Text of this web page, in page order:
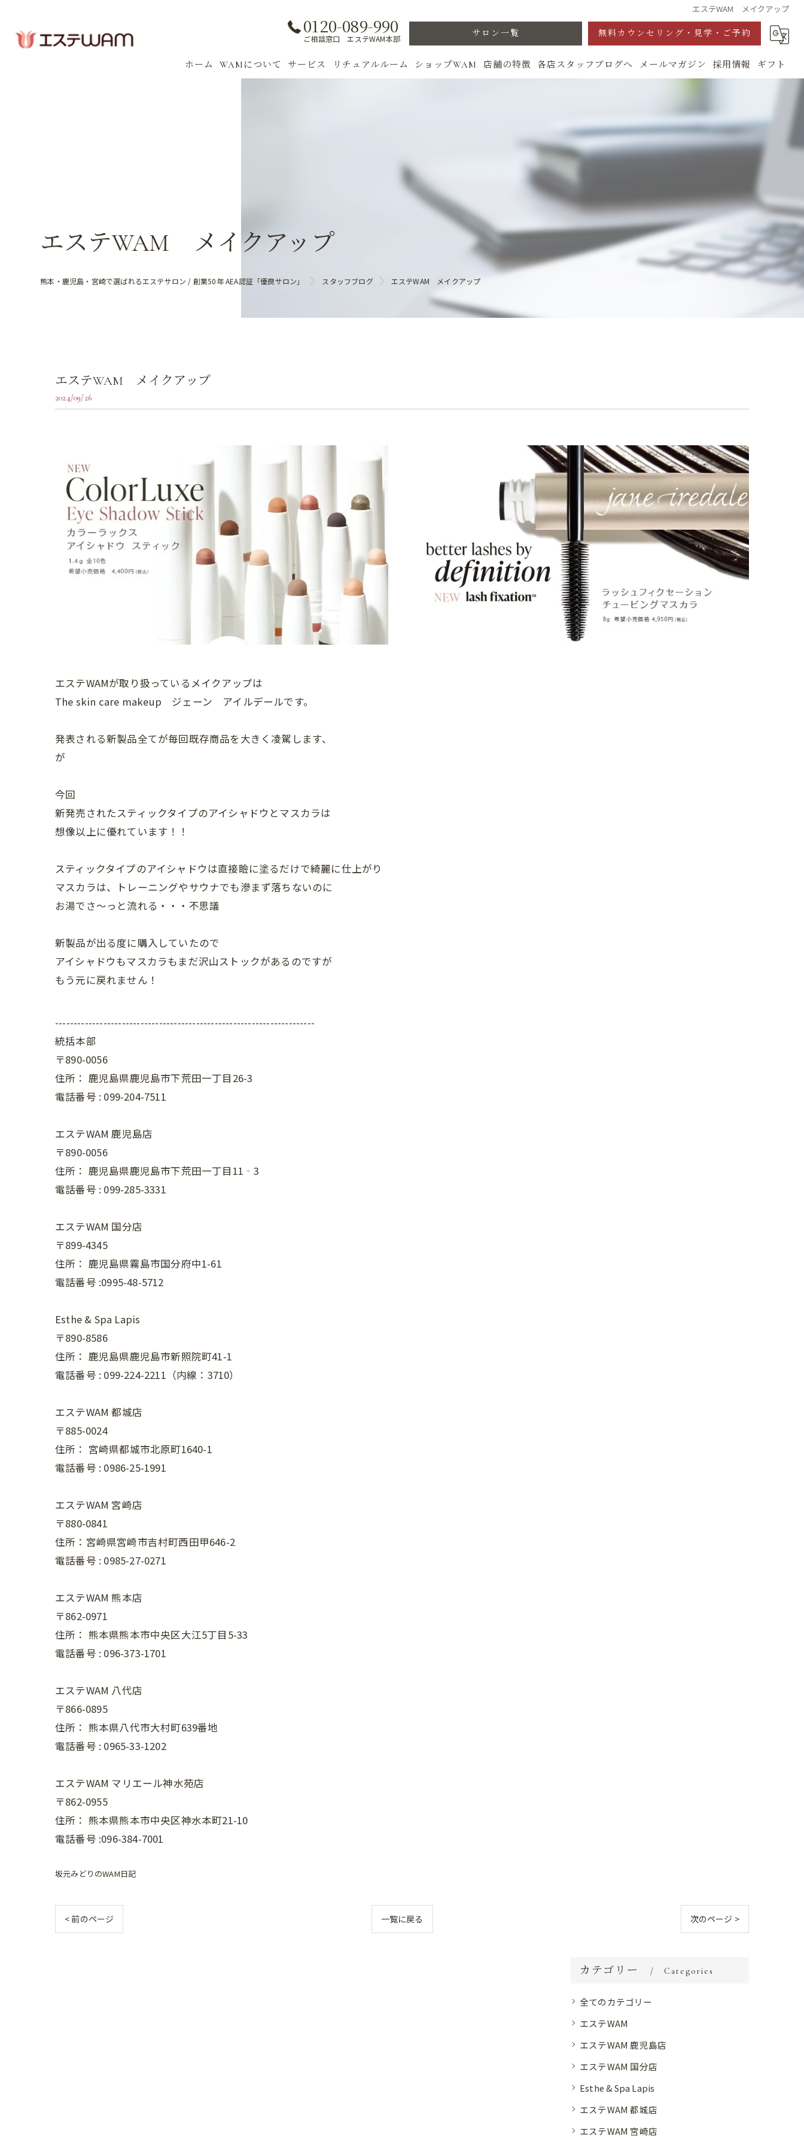
エステWAM メイクアップ
0120-089-990
ご相談窓口 エステWAM本部
サロン一覧 無料カウンセリング・見学・ご予約
ホーム WAMについて サービス
女性専用フィットネス
リチュアルルーム ショップWAM 店舗の特徴
スキンケア
各店スタッフブログへ メールマガジン 採用情報 ギフト
エステWAM メイクアップ
熊本・鹿児島・宮崎で選ばれるエステサロン / 創業50年 AEA認証「優良サロン」 スタッフブログ エステWAM メイクアップ
エステWAM メイクアップ
2024/09/26
エステWAMが取り扱っているメイクアップは
The skin care makeup ジェーン アイルデールです。
発表される新製品全てが毎回既存商品を大きく凌駕します、
が
今回
新発売されたスティックタイプのアイシャドウとマスカラは
想像以上に優れています！！
スティックタイプのアイシャドウは直接瞼に塗るだけで綺麗に仕上がり
マスカラは、トレーニングやサウナでも滲まず落ちないのに
お湯でさ～っと流れる・・・不思議
新製品が出る度に購入していたので
アイシャドウもマスカラもまだ沢山ストックがあるのですが
もう元に戻れません！
----------------------------------------------------------------------
統括本部
〒890-0056
住所： 鹿児島県鹿児島市下荒田一丁目26-3
電話番号 : 099-204-7511
エステWAM 鹿児島店
〒890-0056
住所： 鹿児島県鹿児島市下荒田一丁目11‐3
電話番号 : 099-285-3331
エステWAM 国分店
〒899-4345
住所： 鹿児島県霧島市国分府中1-61
電話番号 :0995-48-5712
Esthe & Spa Lapis
〒890-8586
住所： 鹿児島県鹿児島市新照院町41-1
電話番号 : 099-224-2211（内線：3710）
エステWAM 都城店
〒885-0024
住所： 宮崎県都城市北原町1640-1
電話番号 : 0986-25-1991
エステWAM 宮崎店
〒880-0841
住所：宮崎県宮崎市吉村町西田甲646-2
電話番号 : 0985-27-0271
エステWAM 熊本店
〒862-0971
住所： 熊本県熊本市中央区大江5丁目5-33
電話番号 : 096-373-1701
エステWAM 八代店
〒866-0895
住所： 熊本県八代市大村町639番地
電話番号 : 0965-33-1202
エステWAM マリエール神水苑店
〒862-0955
住所： 熊本県熊本市中央区神水本町21-10
電話番号 :096-384-7001
坂元みどりのWAM日記
< 前のページ 一覧に戻る 次のページ >
カテゴリー Categories
全てのカテゴリー
エステWAM
エステWAM 鹿児島店
エステWAM 国分店
Esthe & Spa Lapis
エステWAM 都城店
エステWAM 宮崎店